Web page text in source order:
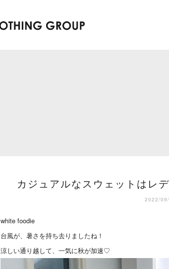
カジュアルなスウェットはレ
2022/
white foodie
台風が、暑さを持ち去りましたね！
涼しい通り越して、一気に秋が加速♡